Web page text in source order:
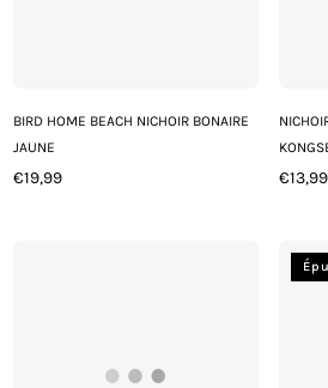
BIRD HOME BEACH NICHOIR BONAIRE
JAUNE
Prix
€19,99
Prix
€13,99